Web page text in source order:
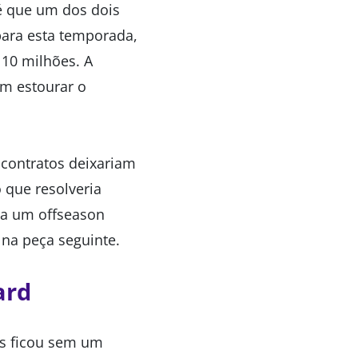
que um dos dois
esta temporada,
milhões. A
estourar o
deixariam
que resolveria
um offseason
peça seguinte.
ficou sem um